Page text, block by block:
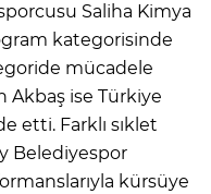
Saliha Kimya
kategorisinde
mücadele
Akbaş ise Türkiye
etti. Farklı sıklet
Belediyespor
kürsüye